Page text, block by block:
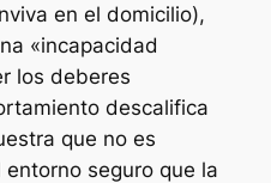
en el domicilio),
«incapacidad
los deberes
descalifica
que no es
seguro que la